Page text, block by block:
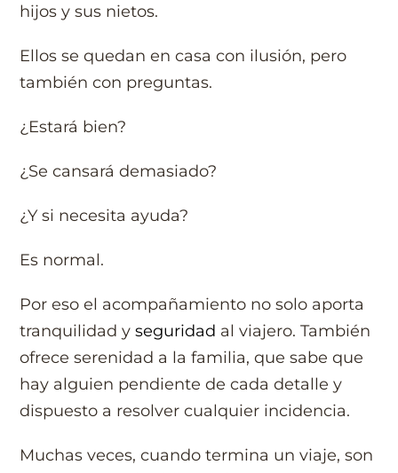
hijos y sus nietos.
Ellos se quedan en casa con ilusión, pero
también con preguntas.
¿Estará bien?
¿Se cansará demasiado?
¿Y si necesita ayuda?
Es normal.
Por eso el acompañamiento no solo aporta
tranquilidad yseguridad al viajero. También
ofrece serenidad a la familia, que sabe que
hay alguien pendiente de cada detalle y
dispuesto a resolver cualquier incidencia.
Muchas veces, cuando termina un viaje, son